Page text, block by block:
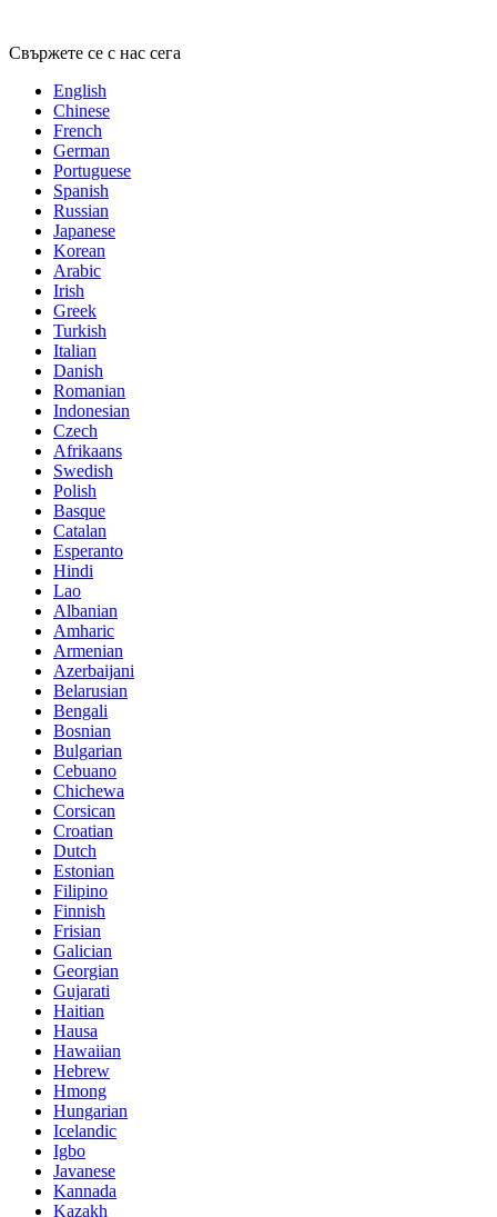
Свържете се с нас сега
English
Chinese
French
German
Portuguese
Spanish
Russian
Japanese
Korean
Arabic
Irish
Greek
Turkish
Italian
Danish
Romanian
Indonesian
Czech
Afrikaans
Swedish
Polish
Basque
Catalan
Esperanto
Hindi
Lao
Albanian
Amharic
Armenian
Azerbaijani
Belarusian
Bengali
Bosnian
Bulgarian
Cebuano
Chichewa
Corsican
Croatian
Dutch
Estonian
Filipino
Finnish
Frisian
Galician
Georgian
Gujarati
Haitian
Hausa
Hawaiian
Hebrew
Hmong
Hungarian
Icelandic
Igbo
Javanese
Kannada
Kazakh